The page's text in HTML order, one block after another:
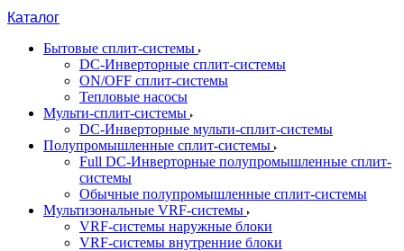
Каталог
Бытовые сплит-системы
DC-Инверторные сплит-системы
ON/OFF сплит-системы
Тепловые насосы
Мульти-сплит-системы
DC-Инверторные мульти-сплит-системы
Полупромышленные сплит-системы
Full DC-Инверторные полупромышленные сплит-
системы
Обычные полупромышленные сплит-системы
Мультизональные VRF-системы
VRF-системы наружные блоки
VRF-системы внутренние блоки